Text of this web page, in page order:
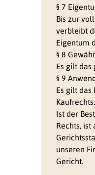
§ 7
Bis zur
verbleibt
Eigentum
§ 8
Es gilt
§ 9
Es gilt das
Kaufrechts.
Ist der
Rechts,
unseren
Gericht.